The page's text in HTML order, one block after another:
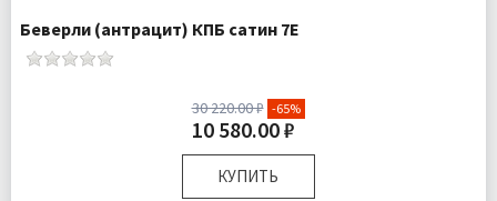
Беверли (антрацит) КПБ сатин 7Е
30 220.00 ₽ -65%
10 580.00 ₽
КУПИТЬ